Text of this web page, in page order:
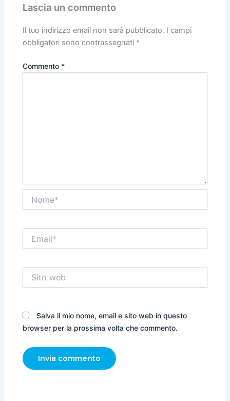
Lascia un commento
Il tuo indirizzo email non sarà pubblicato. I campi
obbligatori sono contrassegnati *
Commento *
web
Salva il mio nome, email e sito web in questo
browser per la prossima volta che commento.